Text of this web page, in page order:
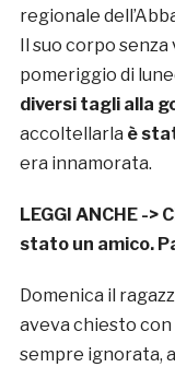
regionale
Il suo corpo
pomeriggio di
diversi tagli alla
accoltellarla è
era innamorata.
LEGGI ANCHE ->
stato un amico.
Domenica il
aveva chiesto con
sempre ignorata,